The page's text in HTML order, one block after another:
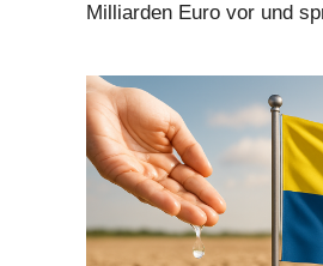
Milliarden Euro vor und